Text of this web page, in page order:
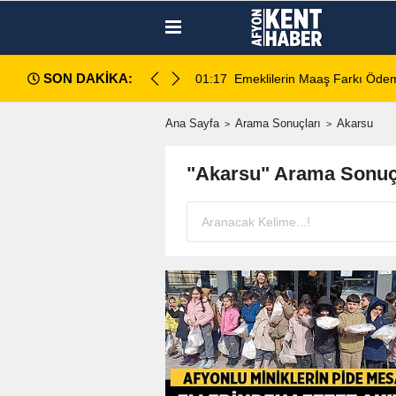
SON DAKİKA:
açıklandı 01:17 Emeklilerin Maaş Farkı
Ana Sayfa Arama Sonuçları Akarsu
"Akarsu" Arama